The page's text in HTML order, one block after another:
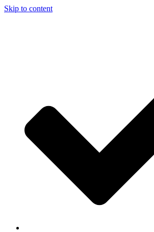
Skip to content